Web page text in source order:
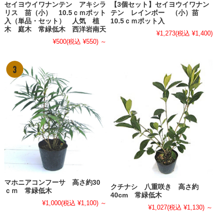
セイヨウイワナンテン アキシラ
リス 苗（小） 10.5ｃｍポット
入（単品・セット） 人気 植
木 庭木 常緑低木 西洋岩南天
¥500(税込 ¥550) ～
【3個セット】セイヨウイワナン
テン レインボー （小）苗
10.5ｃｍポット入
¥1,273(税込 ¥1,400)
マホニアコンフーサ 高さ約30
ｃｍ 常緑低木
¥1,000(税込 ¥1,100) ～
クチナシ 八重咲き 高さ約
40cm 常緑低木
¥1,027(税込 ¥1,130) ～